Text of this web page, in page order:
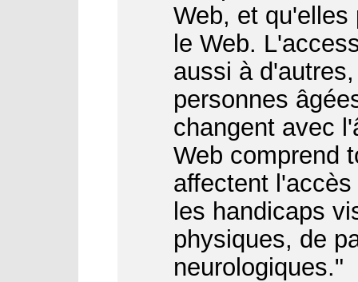
Web, et qu'elles
le Web.
aussi à
personnes
changent avec
Web comprend
affectent
les handicaps
physiques, de
neurologiques."